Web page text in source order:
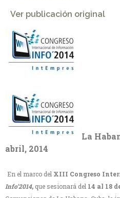
Ver publicación original
La
abril, 2014
En el marco del XIII Congreso
Info’2014, que sesionará del 14 al 18